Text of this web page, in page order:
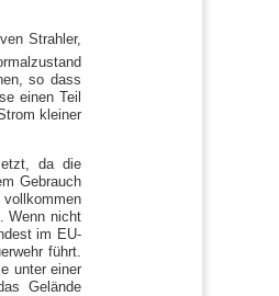
Strahler,
so dass
einen Teil
kleiner
da die
Gebrauch
Wenn nicht
im EU-
führt.
unter einer
Gelände